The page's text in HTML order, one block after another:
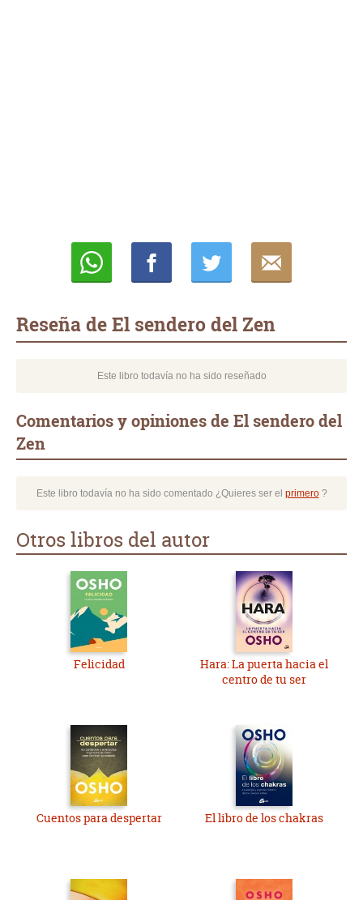
Reseña de El sendero del Zen
Este libro todavía no ha sido reseñado
Comentarios y opiniones de El sendero del
Zen
Este libro todavía no ha sido comentado ¿Quieres ser el primero?
Otros libros del autor
Felicidad
Hara: La puerta hacia el
centro de tu ser
Cuentos para despertar El libro de los chakras